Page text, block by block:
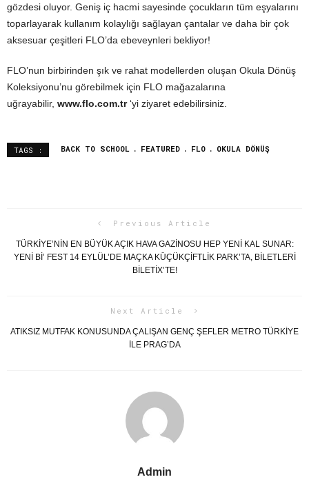
gözdesi oluyor. Geniş iç hacmi sayesinde çocukların tüm eşyalarını
toparlayarak kullanım kolaylığı sağlayan çantalar ve daha bir çok
aksesuar çeşitleri FLO’da ebeveynleri bekliyor!
FLO’nun birbirinden şık ve rahat modellerden oluşan Okula Dönüş
Koleksiyonu’nu görebilmek için FLO mağazalarına
uğrayabilir, www.flo.com.tr‘yi ziyaret edebilirsiniz.
TAGS : BACK TO SCHOOL FEATURED FLO OKULA DÖNÜŞ
Previous Article
TÜRKIYE’NIN EN BÜYÜK AÇIK HAVA GAZINOSU HEP YENI KAL SUNAR:
YENI BI’ FEST 14 EYLÜL’DE MAÇKA KÜÇÜKÇIFTLIK PARK’TA, BILETLERI
BILETIX’TE!
Next Article
ATIKSIZ MUTFAK KONUSUNDA ÇALIŞAN GENÇ ŞEFLER METRO TÜRKIYE
ILE PRAG’DA
Admin